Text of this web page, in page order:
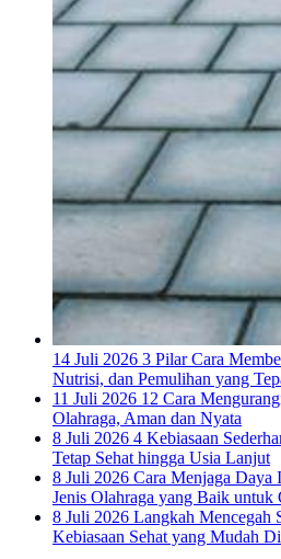
14 Juli 2026 3 Pilar Cara
Nutrisi, dan Pemulihan yang
11 Juli 2026 12 Cara
Olahraga, Aman dan Nyata
8 Juli 2026 4 Kebiasaan
Tetap Sehat hingga Usia Lanjut
8 Juli 2026 Cara Menjaga Daya
Jenis Olahraga yang Baik untuk
8 Juli 2026 Langkah Mencegah
Kebiasaan Sehat yang Mudah